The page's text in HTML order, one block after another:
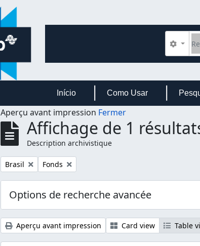
Início Como Usar
Aperçu avant impression Fermer
Affichage de 1
Description archivistique
Remove filter:
Brasil Remove filter:
Fonds
Options de recherche avancée
Aperçu avant impression Card view Table